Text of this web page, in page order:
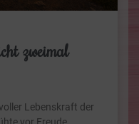
zweimal
Lebenskraft der